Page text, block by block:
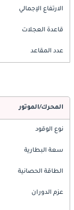
الارتفاع الإجمالي
قاعدة العجلات
عدد المقاعد
المحرك/الموتور
نوع الوقود
سعة البطارية
الطاقة الحصانية
عزم الدوران